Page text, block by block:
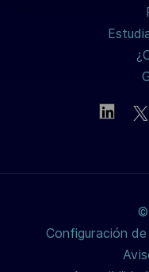
©
Configuración